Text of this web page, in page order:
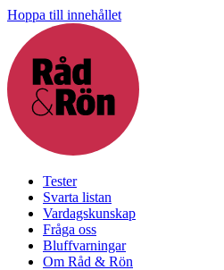
Hoppa till innehållet
Tester
Svarta listan
Vardagskunskap
Fråga oss
Bluffvarningar
Om Råd & Rön